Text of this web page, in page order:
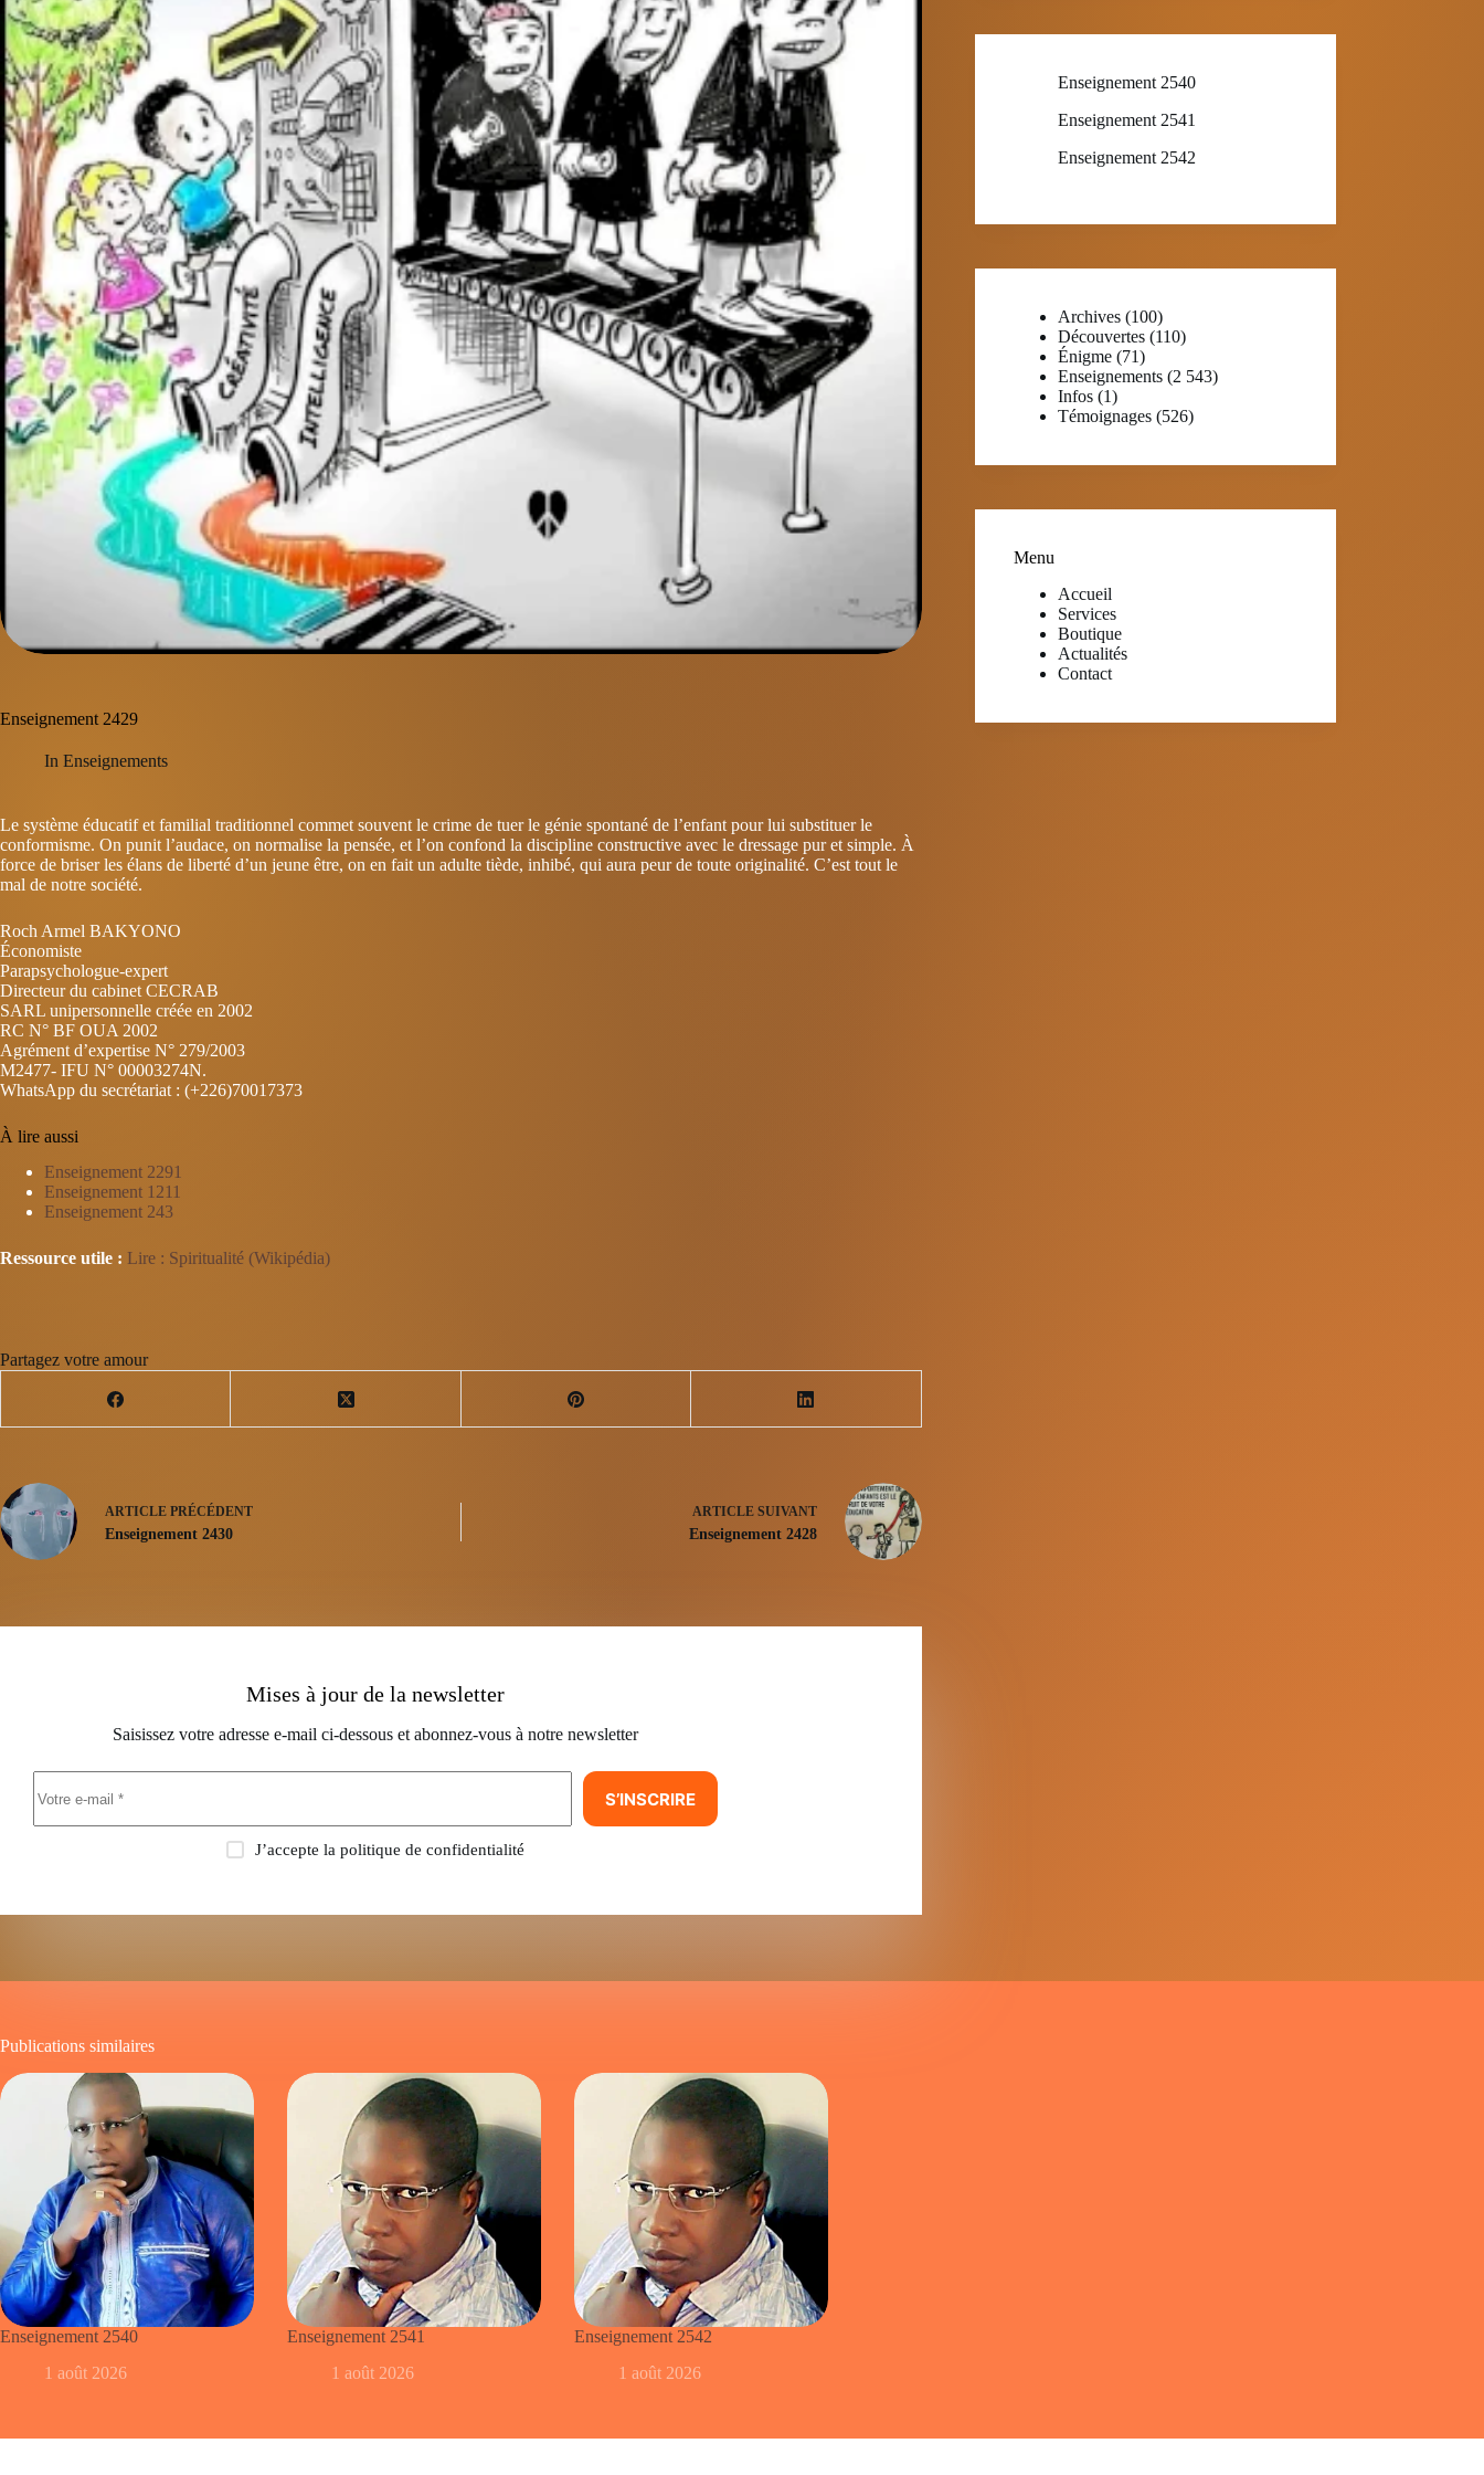
Enseignement 2429
In Enseignements
Le système éducatif et familial traditionnel commet souvent le crime de tuer le génie spontané de l’enfant pour lui substituer le
conformisme. On punit l’audace, on normalise la pensée, et l’on confond la discipline constructive avec le dressage pur et simple. À
force de briser les élans de liberté d’un jeune être, on en fait un adulte tiède, inhibé, qui aura peur de toute originalité. C’est tout le
mal de notre société.
Roch Armel BAKYONO
Économiste
Parapsychologue-expert
Directeur du cabinet CECRAB
SARL unipersonnelle créée en 2002
RC N° BF OUA 2002
Agrément d’expertise N° 279/2003
M2477- IFU N° 00003274N.
WhatsApp du secrétariat : (+226)70017373
À lire aussi
Enseignement 2291
Enseignement 1211
Enseignement 243
Ressource utile : Lire : Spiritualité (Wikipédia)
Partagez votre amour
ARTICLE PRÉCÉDENT
Enseignement 2430
ARTICLESUIVANT
Enseignement 2428
Mises à jour de la newsletter
Saisissez votre adresse e-mail ci-dessous et abonnez-vous à notre newsletter
S’INSCRIRE
J’accepte la politique de confidentialité
Enseignement 2540
Enseignement 2541
Enseignement 2542
Archives (100)
Découvertes (110)
Énigme (71)
Enseignements (2 543)
Infos (1)
Témoignages (526)
Menu
Accueil
Services
Boutique
Actualités
Contact
Publications similaires
Enseignement 2540
1 août 2026
Enseignement 2541
1 août 2026
Enseignement 2542
1 août 2026